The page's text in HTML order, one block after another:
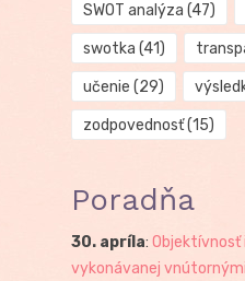
SWOT analýza (47)
swotka (41)
učenie (29)
zodpovednosť(15)
Poradňa
30. apríla:
vykonávanej